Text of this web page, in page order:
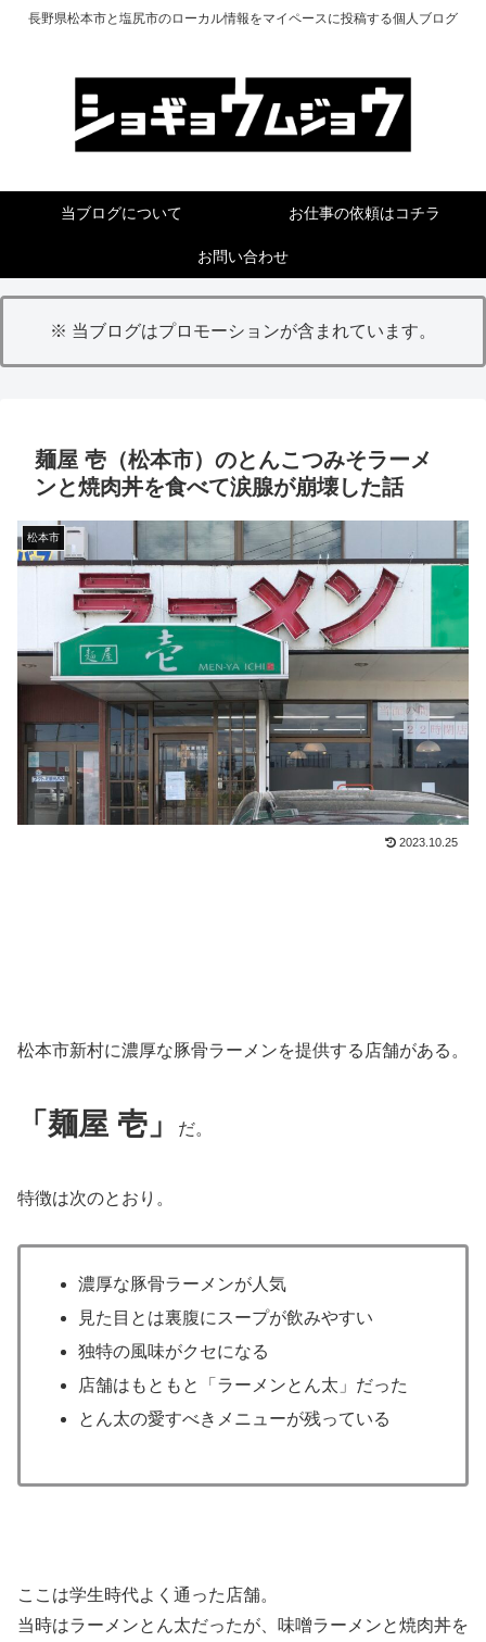
長野県松本市と塩尻市のローカル情報をマイペースに投稿する個人ブログ
当ブログについて お仕事の依頼はコチラ
お問い合わせ
※ 当ブログはプロモーションが含まれています。
麺屋 壱（松本市）のとんこつみそラーメ
ンと焼肉丼を食べて涙腺が崩壊した話
松本市
2023.10.25
松本市新村に濃厚な豚骨ラーメンを提供する店舗がある。
「麺屋 壱」 だ。
特徴は次のとおり。
濃厚な豚骨ラーメンが人気
見た目とは裏腹にスープが飲みやすい
独特の風味がクセになる
店舗はもともと「ラーメンとん太」だった
とん太の愛すべきメニューが残っている
ここは学生時代よく通った店舗。
当時はラーメンとん太だったが、味噌ラーメンと焼肉丼を